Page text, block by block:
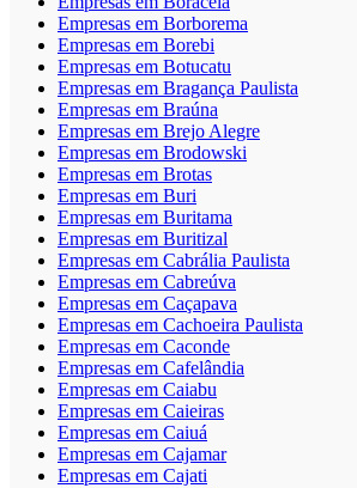
Empresas em Borborema
Empresas em Borebi
Empresas em Botucatu
Empresas em Bragança Paulista
Empresas em Braúna
Empresas em Brejo Alegre
Empresas em Brodowski
Empresas em Brotas
Empresas em Buri
Empresas em Buritama
Empresas em Buritizal
Empresas em Cabrália Paulista
Empresas em Cabreúva
Empresas em Caçapava
Empresas em Cachoeira Paulista
Empresas em Caconde
Empresas em Cafelândia
Empresas em Caiabu
Empresas em Caieiras
Empresas em Caiuá
Empresas em Cajamar
Empresas em Cajati